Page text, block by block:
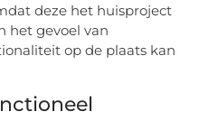
deze het huisproject
het gevoel van
op de plaats kan